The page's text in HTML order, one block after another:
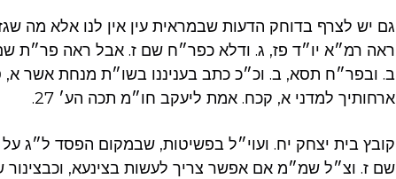
גם יש לצרף בדוחק הדעות שבמראית עין אין לנו אלא מה
ראה רמ״א יו״ד פז, ג. ודלא כפר״ח שם ז. אבל ראה פר״ת
ב. ובפר״ח תסא, ב. וכ״כ כתב בעניננו בשו״ת מנחת אשר א,
ארחותיך למדני א, קכח. אמת ליעקב חו״מ תכה הע׳ 27.
קובץ בית יצחק יח. ועוי״ל בפשיטות, שבמקום הפסד ל״ג
שם ז. וצ״ל שמ״מ אם אפשר צריך לעשות בצינעא,